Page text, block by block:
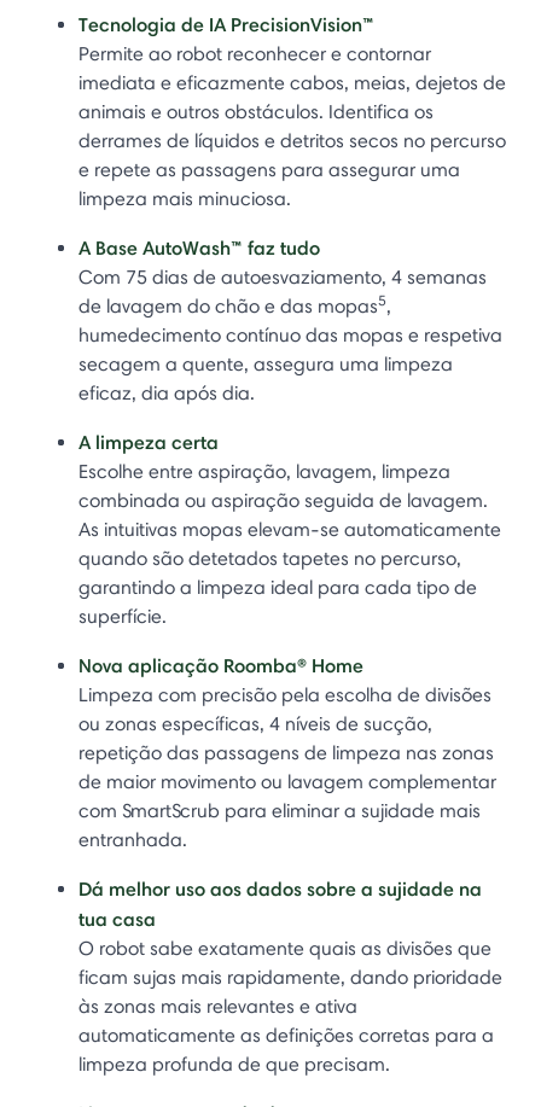
Tecnologia de IA PrecisionVision™
Permite ao robot reconhecer e contornar
imediata e eficazmente cabos, meias, dejetos de
animais e outros obstáculos. Identifica os
derrames de líquidos e detritos secos no percurso
e repete as passagens para assegurar uma
limpeza mais minuciosa.
A Base AutoWash™ faz tudo
Com 75 dias de autoesvaziamento, 4 semanas
de lavagem do chão e das mopas5,
humedecimento contínuo das mopas e respetiva
secagem a quente, assegura uma limpeza
eficaz, dia após dia.
A limpeza certa
Escolhe entre aspiração, lavagem, limpeza
combinada ou aspiração seguida de lavagem.
As intuitivas mopas elevam-se automaticamente
quando são detetados tapetes no percurso,
garantindo a limpeza ideal para cada tipo de
superfície.
Nova aplicação Roomba® Home
Limpeza com precisão pela escolha de divisões
ou zonas específicas, 4 níveis de sucção,
repetição das passagens de limpeza nas zonas
de maior movimento ou lavagem complementar
com SmartScrub para eliminar a sujidade mais
entranhada.
Dá melhor uso aos dados sobre a sujidade na
tua casa
O robot sabe exatamente quais as divisões que
ficam sujas mais rapidamente, dando prioridade
às zonas mais relevantes e ativa
automaticamente as definições corretas para a
limpeza profunda de que precisam.